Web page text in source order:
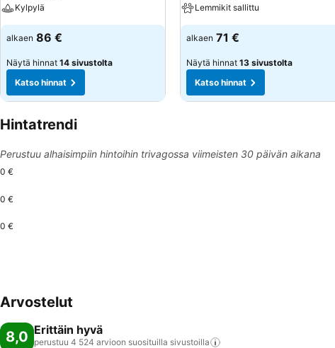
Kylpylä
alkaen 86 €
Näytä hinnat 14 sivustolta
Katso hinnat
Lemmikit sallittu
alkaen 71 €
Näytä hinnat 13 sivustolta
Katso hinnat
Hintatrendi
Perustuu alhaisimpiin hintoihin trivagossa viimeisten 30 päivän aikana
0 €
0 €
0 €
Arvostelut
8,0 Erittäin hyvä
perustuu 4 524 arvioon suosituilla sivustoilla